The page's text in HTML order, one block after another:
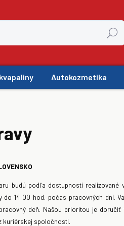
Hľadať
Autokozmetika
budú podľa dostupnosti
do 14:00 hod. počas pracovných dní.
deň. Našou prioritou je
kuriérskej spoločnosti.